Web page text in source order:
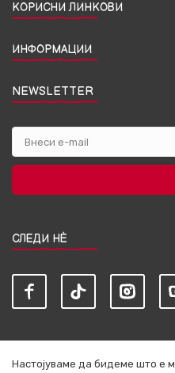
КОРИСНИ ЛИНКОВИ
ИНФОРМАЦИИ
NEWSLETTER
СЛЕДИ НЀ
Настојуваме да бидеме што е